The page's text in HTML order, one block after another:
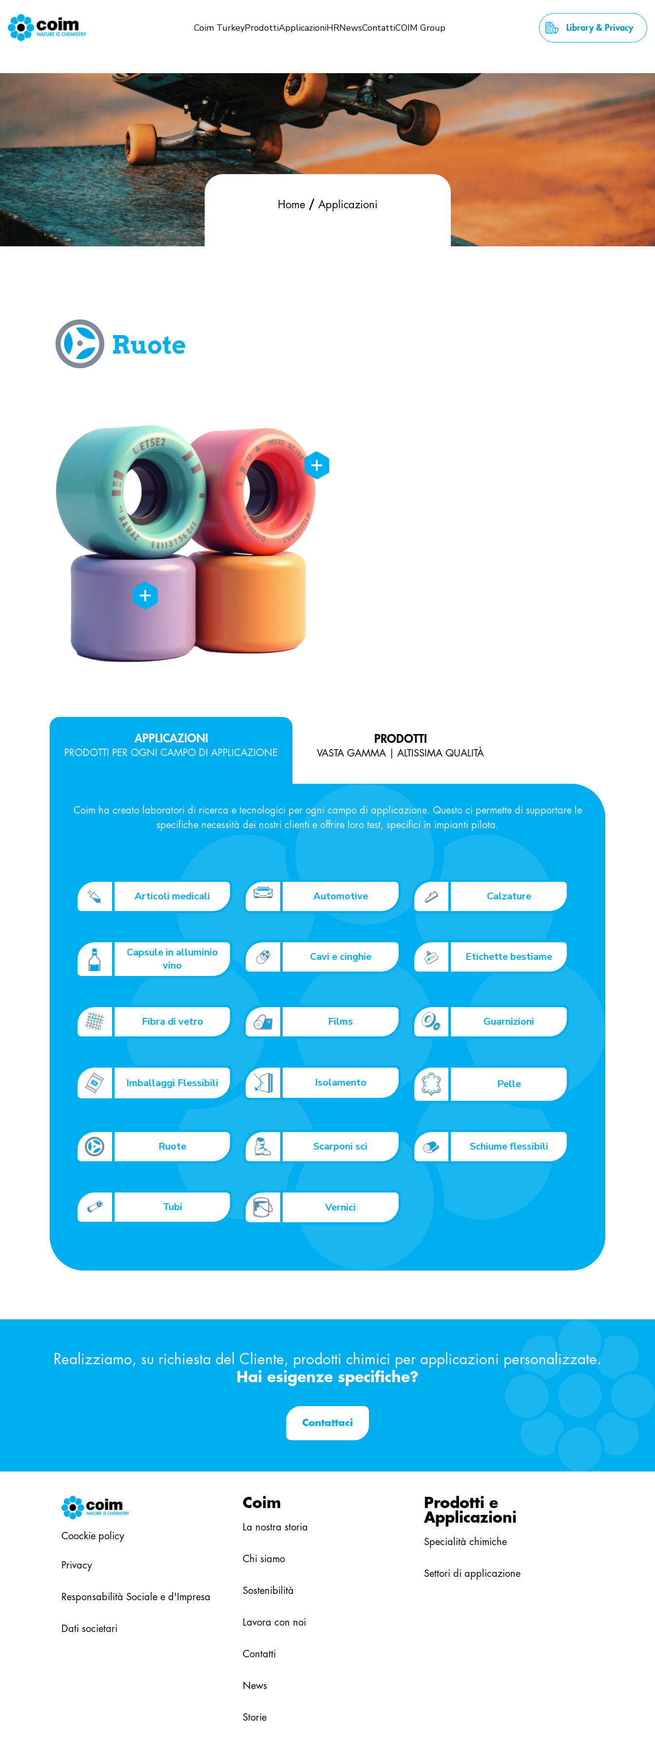
Salta al contenuto principale
Coim TurkeyProdottiApplicazioniHRNewsContattiCOIM Group Library & Privacy
Home/ Applicazioni
Ruote
APPLICAZIONI
PRODOTTI PER OGNI CAMPO DI APPLICAZIONE
PRODOTTI
VASTA GAMMA | ALTISSIMA QUALITÀ
Coim ha creato laboratori di ricerca e tecnologici per ogni campo di applicazione. Questo ci permette di supportare le
specifiche necessità dei nostri clienti e offrire loro test, specifici in impianti pilota.
Articoli medicali Automotive Calzature
Capsule in alluminio
vino
Cavi e cinghie Etichette bestiame
Fibra di vetro Films Guarnizioni
Imballaggi Flessibili Isolamento Pelle
Ruote Scarponi sci Schiume flessibili
Tubi Vernici
Realizziamo, su richiesta del Cliente, prodotti chimici per applicazioni personalizzate.
Hai esigenze specifiche?
Contattaci
Coockie policy
Privacy
Responsabilità Sociale e d'Impresa
Dati societari
Coim
La nostra storia
Chi siamo
Sostenibilità
Lavora con noi
Contatti
News
Storie
Prodotti e
Applicazioni
Specialità chimiche
Settori di applicazione